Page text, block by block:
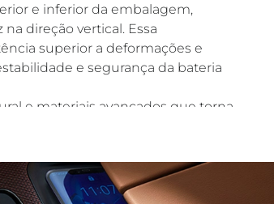
e inferior da embalagem,
direção vertical. Essa
superior a deformações e
e segurança da bateria
e materiais avançados que torna
o desempenho e a